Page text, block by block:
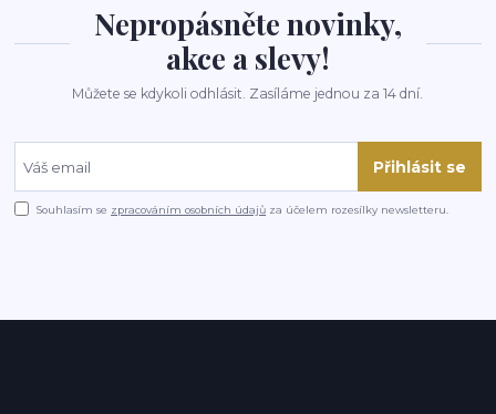
Nepropásněte novinky,
akce a slevy!
Můžete se kdykoli odhlásit. Zasíláme jednou za 14 dní.
Přihlásit se
Souhlasím se zpracováním osobních údajů za účelem rozesílky newsletteru.